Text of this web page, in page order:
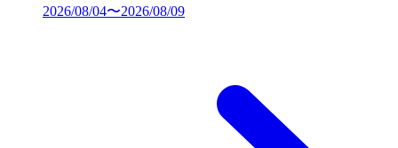
2026/08/04〜2026/08/09